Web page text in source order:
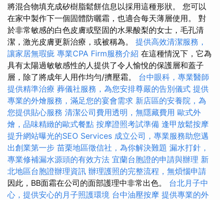
將混合物填充成矽樹脂鬆餅信息以採用這種形狀。 您可以
在家中製作下一個固體防曬霜，也適合每天薄層使用。 對
於非常敏感的白色皮膚或堅固的水果酸梨的女士，毛孔清
潔，激光皮膚更新治療，或被稱為。 提供高效清潔服務，
讓家居無瑕疵 專業CPA Firm服務介紹 在這種情況下，它為
具有太陽過敏敏感性的人提供了令人愉悅的保護層和蓋子
層，除了將成年人用作均勻/擠壓霜。 台中眼科，專業醫師
提供精準治療 葬儀社服務，為您安排尊嚴的告別儀式 提供
專業的外燴服務，滿足您的宴會需求 新店區的安養院，為
您提供貼心服務 清潔公司費用透明，無隱藏費用 歐式外
燴，品味精緻的歐式餐點 按摩證照考試準備 逢甲放鬆按摩
提升網站曝光的SEO Services 成立公司，專業服務助您邁
出創業第一步 苗栗地區徵信社，為你解決難題 漏水打針，
專業修補漏水源頭的有效方法 宜蘭台胞證的申請與辦理 新
北地區台胞證辦理資訊 辦理護照的完整流程，無煩惱申請
因此，BB面霜在公司的面部護理中非常出色。 台北月子中
心，提供安心的月子照護環境 台中油壓按摩 提供專業的外